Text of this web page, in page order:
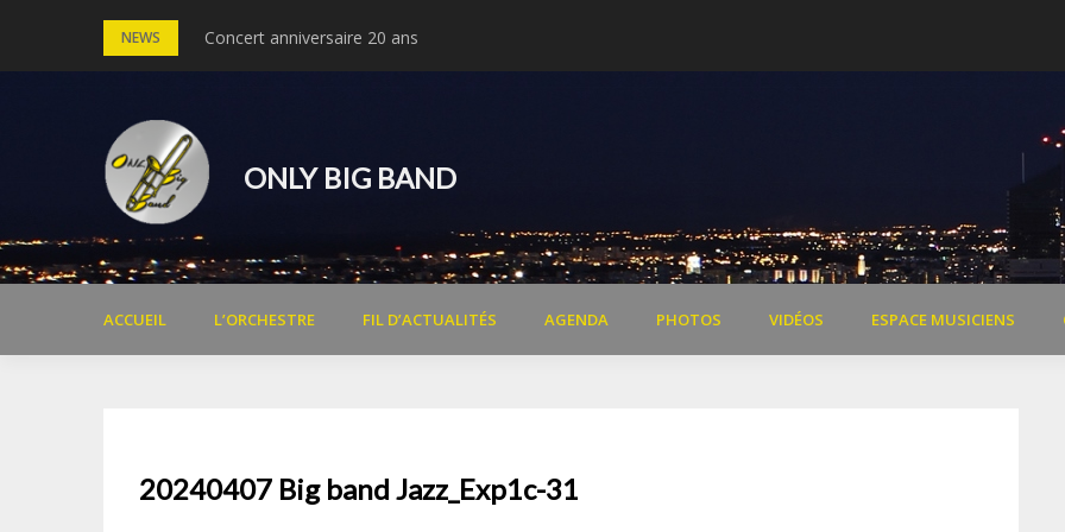
NEWS Concert anniversaire 20 ans
Concert Michel Legrand – 30 ans du cinéma de Dardilly
ONLY BIG BAND
ACCUEIL L’ORCHESTRE FIL D’ACTUALITÉS AGENDA PHOTOS VIDÉOS ESPACE MUSICIENS
20240407 Big band Jazz_Exp1c-31